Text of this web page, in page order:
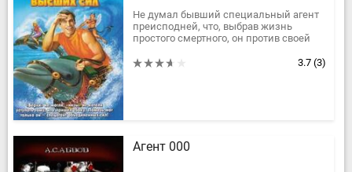
Не думал бывший специальный агент
преисподней, что, выбрав жизнь
простого смертного, он против своей
новоявленным божком,
3.7 (3)
Агент 000